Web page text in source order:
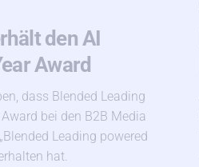
den AI
Award
dass Blended Leading
bei den B2B Media
Leading powered
hat.